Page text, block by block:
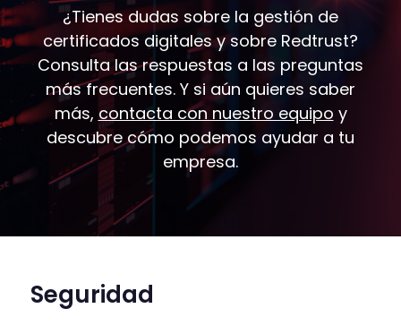
¿Tienes dudas sobre la gestión de
certificados digitales y sobre Redtrust?
Consulta las respuestas a las preguntas
más frecuentes. Y si aún quieres saber
más, contacta con nuestro equipo y
descubre cómo podemos ayudar a tu
empresa.
Seguridad